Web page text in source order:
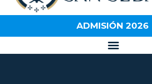
ADMISIÓN 2026
INSTITUCIÓN
CALIDAD